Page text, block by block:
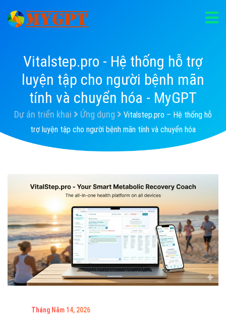
Vitalstep.pro - Hệ thống hỗ trợ
luyện tập cho người bệnh mãn
tính và chuyển hóa - MyGPT
Dự án triển khai Ứng dụng
Vitalstep.pro – Hệ thống hỗ
trợ luyện tập cho người bệnh mãn tính và chuyển hóa
Tháng Năm 14, 2026